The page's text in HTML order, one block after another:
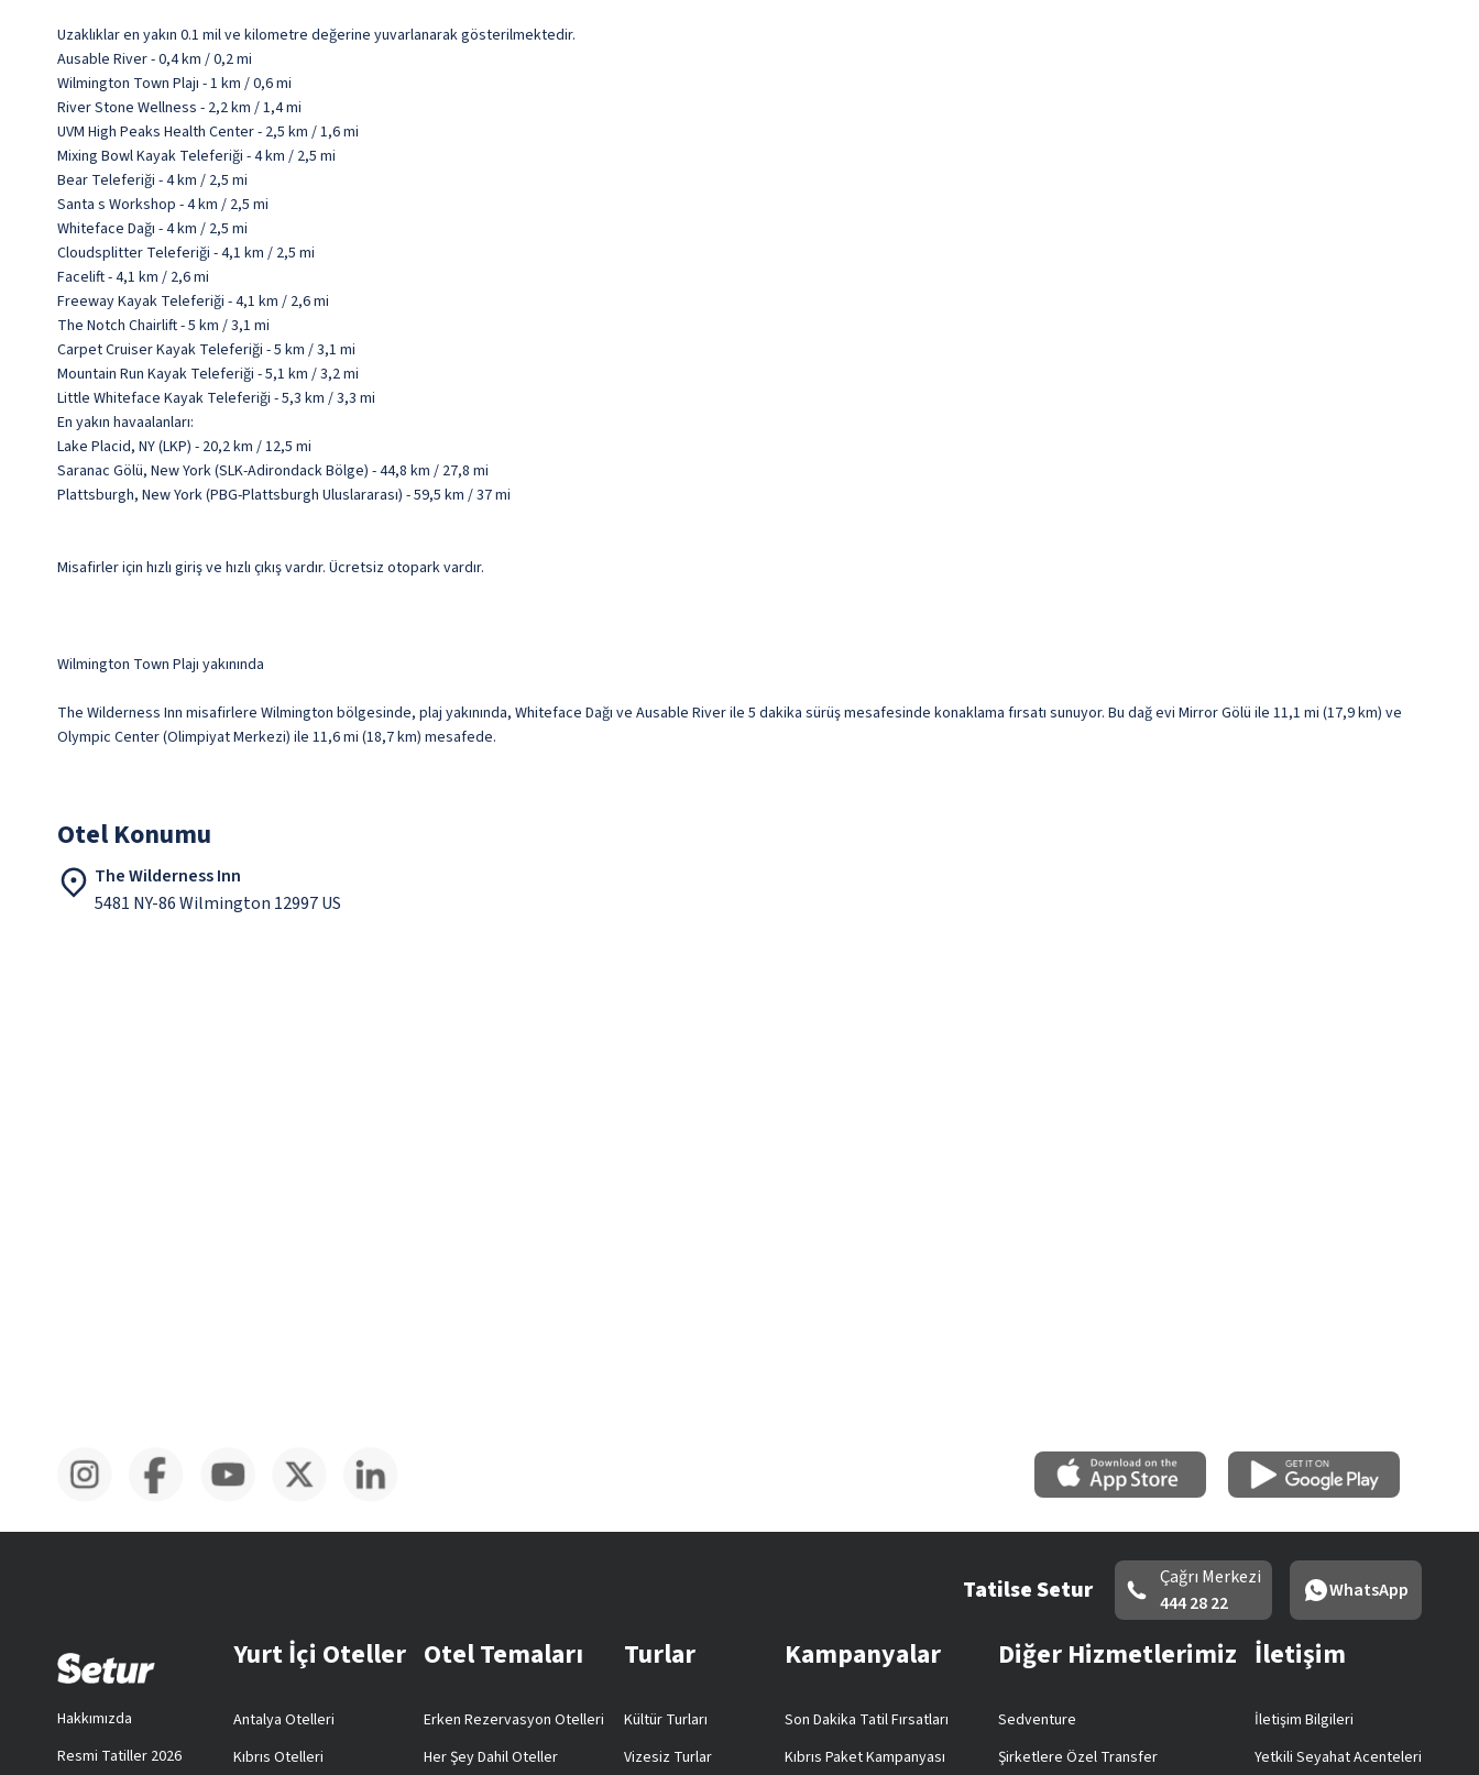
Uzaklıklar en yakın 0.1 mil ve kilometre değerine yuvarlanarak gösterilmektedir.
Ausable River - 0,4 km / 0,2 mi
Wilmington Town Plajı - 1 km / 0,6 mi
River Stone Wellness - 2,2 km / 1,4 mi
UVM High Peaks Health Center - 2,5 km / 1,6 mi
Mixing Bowl Kayak Teleferiği - 4 km / 2,5 mi
Bear Teleferiği - 4 km / 2,5 mi
Santa s Workshop - 4 km / 2,5 mi
Whiteface Dağı - 4 km / 2,5 mi
Cloudsplitter Teleferiği - 4,1 km / 2,5 mi
Facelift - 4,1 km / 2,6 mi
Freeway Kayak Teleferiği - 4,1 km / 2,6 mi
The Notch Chairlift - 5 km / 3,1 mi
Carpet Cruiser Kayak Teleferiği - 5 km / 3,1 mi
Mountain Run Kayak Teleferiği - 5,1 km / 3,2 mi
Little Whiteface Kayak Teleferiği - 5,3 km / 3,3 mi
En yakın havaalanları:
Lake Placid, NY (LKP) - 20,2 km / 12,5 mi
Saranac Gölü, New York (SLK-Adirondack Bölge) - 44,8 km / 27,8 mi
Plattsburgh, New York (PBG-Plattsburgh Uluslararası) - 59,5 km / 37 mi
Misafirler için hızlı giriş ve hızlı çıkış vardır. Ücretsiz otopark vardır.
Wilmington Town Plajı yakınında
The Wilderness Inn misafirlere Wilmington bölgesinde, plaj yakınında, Whiteface Dağı ve Ausable River ile 5 dakika sürüş mesafesinde konaklama fırsatı sunuyor. Bu dağ evi Mirror Gölü ile 11,1 mi (17,9 km) ve
Olympic Center (Olimpiyat Merkezi) ile 11,6 mi (18,7 km) mesafede.
Otel Konumu
The Wilderness Inn
5481 NY-86 Wilmington 12997 US
Tatilse Setur
Çağrı Merkezi
444 28 22
WhatsApp
Hakkımızda
Resmi Tatiller 2026
Yurt İçi Oteller
Antalya Otelleri
Kıbrıs Otelleri
Otel Temaları
Erken Rezervasyon Otelleri
Her Şey Dahil Oteller
Turlar
Kültür Turları
Vizesiz Turlar
Kampanyalar
Son Dakika Tatil Fırsatları
Kıbrıs Paket Kampanyası
Diğer Hizmetlerimiz
Sedventure
Şirketlere Özel Transfer
İletişim
İletişim Bilgileri
Yetkili Seyahat Acenteleri